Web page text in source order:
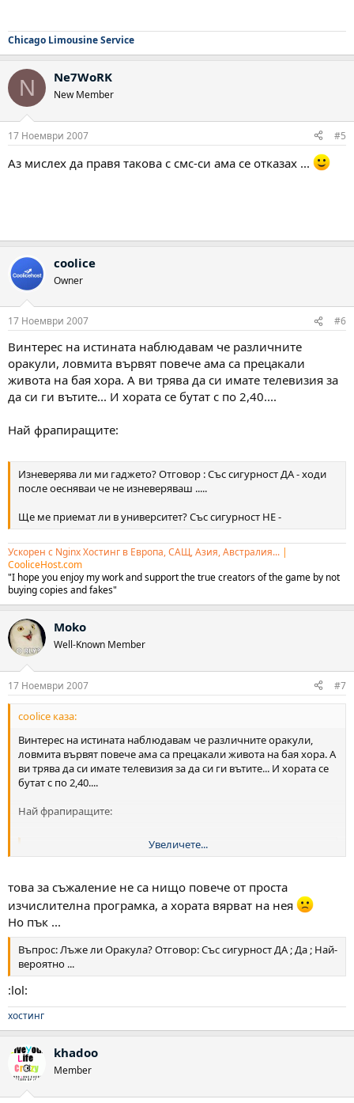
Chicago Limousine Service
N Ne7WoRK
New Member
17 Ноември 2007 #5
Аз мислех да правя такова с смс-си ама се отказах ...
coolice
Owner
17 Ноември 2007 #6
Винтерес на истината наблюдавам че различните
оракули, ловмита вървят повече ама са прецакали
живота на бая хора. А ви трява да си имате телевизия за
да си ги вътите... И хората се бутат с по 2,40....
Най фрапиращите:
Изневерява ли ми гаджето? Отговор : Със сигурност ДА - ходи
после оесняваи че не изневеряваш .....
Ще ме приемат ли в университет? Със сигурност НЕ -
Ускорен с Nginx Хостинг в Европа, САЩ, Азия, Австралия... |
CooliceHost.com
"I hope you enjoy my work and support the true creators of the game by not
buying copies and fakes"
Moko
Well-Known Member
17 Ноември 2007 #7
coolice каза:
Винтерес на истината наблюдавам че различните оракули,
ловмита вървят повече ама са прецакали живота на бая хора. А
ви трява да си имате телевизия за да си ги вътите... И хората се
бутат с по 2,40....
Най фрапиращите:
Изневерява ли ми гаджето? Отговор : Със сигурност ДА -
Ще ме приемат ли в университет? Със сигурност НЕ -
Увеличете...
Увеличете...
това за съжаление не са нищо повече от проста
изчислителна програмка, а хората вярват на нея
Но пък ...
Въпрос: Лъже ли Оракула? Отговор: Със сигурност ДА ; Да ; Най-
вероятно ...
:lol:
хостинг
khadoo
Member